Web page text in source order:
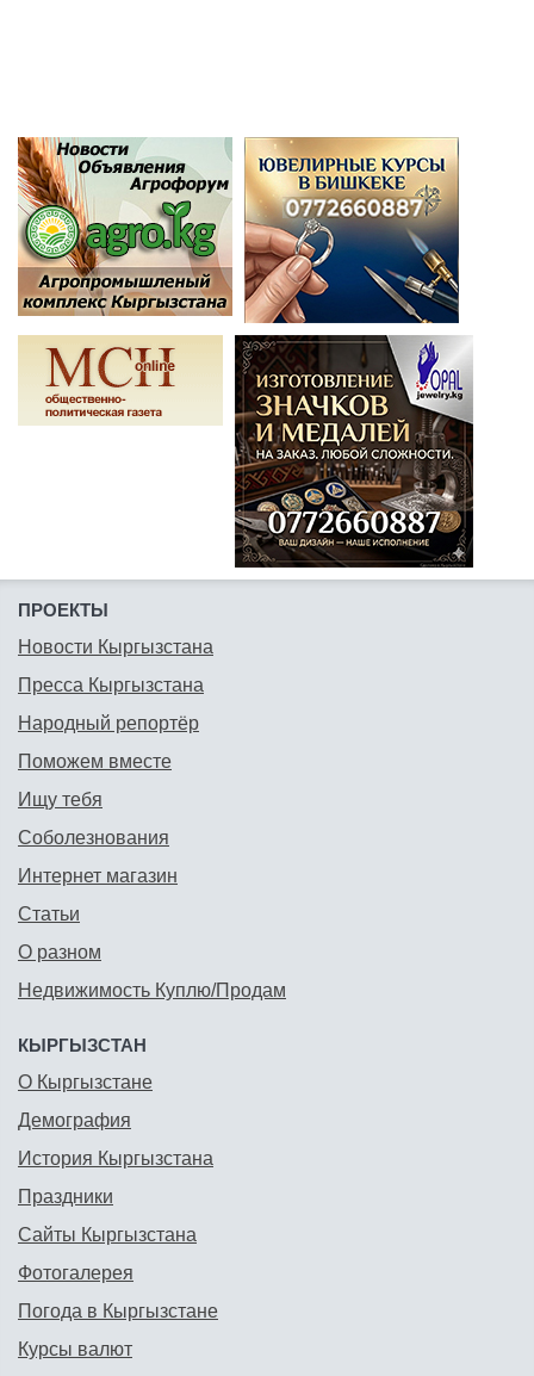
ПРОЕКТЫ
Новости Кыргызстана
Пресса Кыргызстана
Народный репортёр
Поможем вместе
Ищу тебя
Соболезнования
Интернет магазин
Статьи
О разном
Недвижимость Куплю/Продам
КЫРГЫЗСТАН
О Кыргызстане
Демография
История Кыргызстана
Праздники
Сайты Кыргызстана
Фотогалерея
Погода в Кыргызстане
Курсы валют